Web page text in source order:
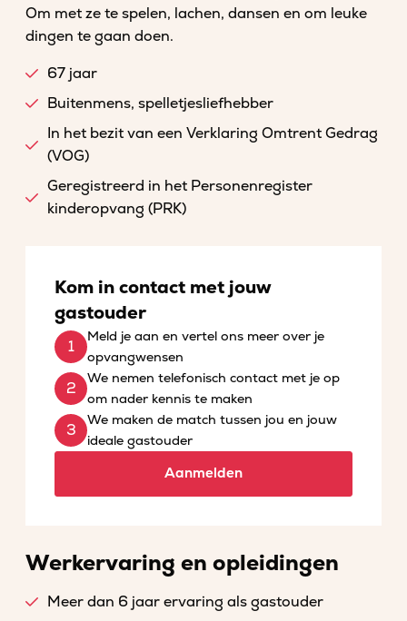
Om met ze te spelen, lachen, dansen en om leuke
dingen te gaan doen.
67 jaar
Buitenmens, spelletjesliefhebber
In het bezit van een Verklaring Omtrent Gedrag
(VOG)
Geregistreerd in het Personenregister
kinderopvang (PRK)
Kom in contact met jouw
gastouder
Meld je aan en vertel ons meer over je
opvangwensen
We nemen telefonisch contact met je op
om nader kennis te maken
We maken de match tussen jou en jouw
ideale gastouder
Aanmelden
Werkervaring en opleidingen
Meer dan 6 jaar ervaring als gastouder